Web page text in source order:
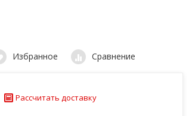
Избранное Сравнение
Рассчитать доставку